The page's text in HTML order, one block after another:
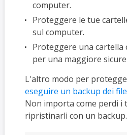
computer.
Proteggere le tue
sul computer.
Proteggere una cartella
per una maggiore
L'altro modo per
eseguire un backup dei
Non importa come perdi i
ripristinarli con un backup.